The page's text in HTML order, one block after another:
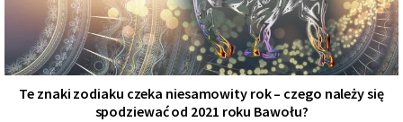
Te znaki zodiaku czeka niesamowity rok – czego należy się
spodziewać od 2021 roku Bawołu?